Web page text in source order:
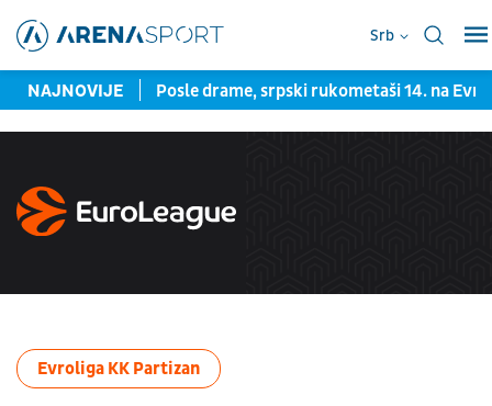
Srb
NAJNOVIJE
na Ivana Ilića Posle drame, srpski rukometaši 14. na
Evroliga KK Partizan